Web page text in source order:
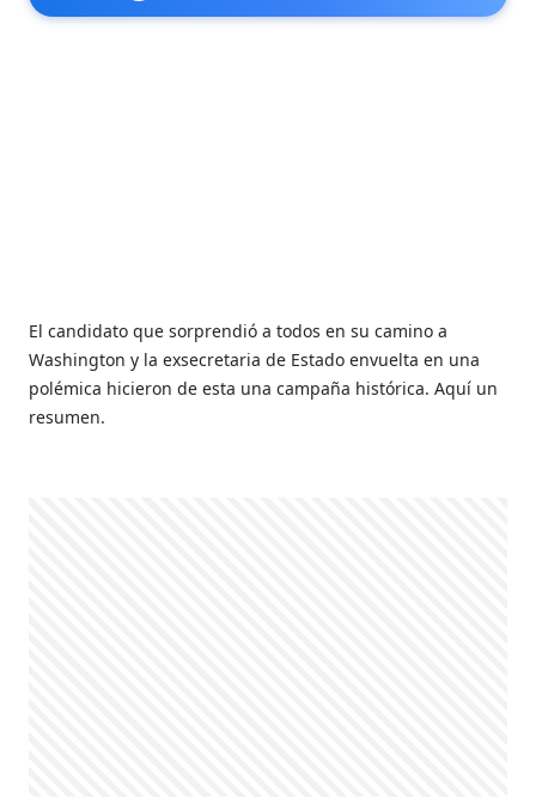
El candidato que sorprendió a todos en su camino a
Washington y la exsecretaria de Estado envuelta en una
polémica hicieron de esta una campaña histórica. Aquí un
resumen.